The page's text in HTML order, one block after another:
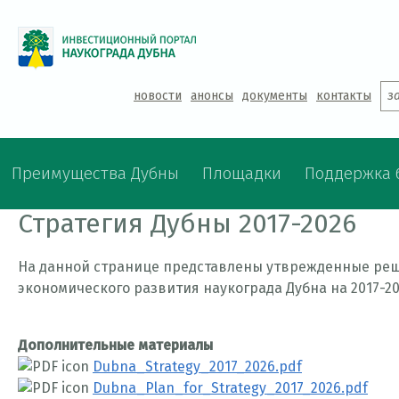
новости анонсы документы контакты
Преимущества Дубны Площадки Поддержка
Стратегия Дубны 2017-2026
На данной странице представлены утврежденные
экономического развития наукограда Дубна на
Дополнительные материалы
Dubna_Strategy_2017_2026.pdf
Dubna_Plan_for_Strategy_2017_2026.pdf